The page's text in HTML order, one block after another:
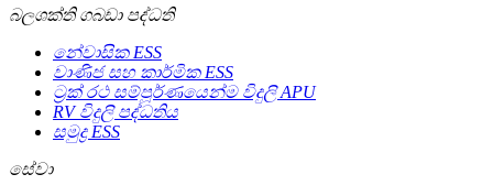
බලශක්ති ගබඩා පද්ධති
නේවාසික ESS
වාණිජ සහ කාර්මික ESS
ට්‍රක් රථ සම්පූර්ණයෙන්ම විදුලි APU
RV විදුලි පද්ධතිය
සමුද්‍ර ESS
සේවා